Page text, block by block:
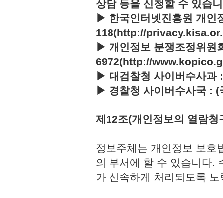
상담 등을 신청할 수 있습
▶ 한국인터넷진흥원 개인
118(http://
▶ 개인정보 분쟁조정위원
6972(http://
▶ 대검찰청 사이버수사
▶ 경찰청 사이버수사국 :
제12조(개인정보의 열람청
정보주체는 개인정보 보호
의 부서에 할 수 있습니다.
가 신속하게 처리되도록